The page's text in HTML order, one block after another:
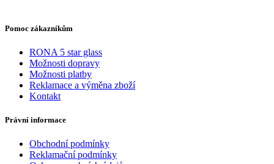
Pomoc zákazníkům
RONA 5 star glass
Možnosti dopravy
Možnosti platby
Reklamace a výměna zboží
Kontakt
Právní informace
Obchodní podmínky
Reklamační podmínky